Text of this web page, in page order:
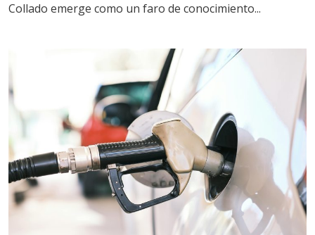
Collado emerge como un faro de conocimiento...